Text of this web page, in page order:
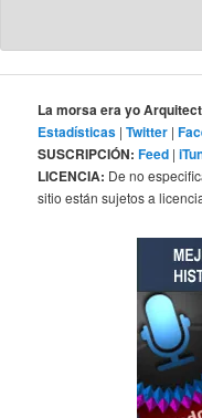
La morsa era yo
Estadísticas |Twitter |
SUSCRIPCIÓN: Feed |
LICENCIA: De no
sitio están sujetos a